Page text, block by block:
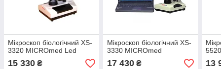
Мікроскоп біологічний XS-
3320 MICROmed Led
15 330 ₴
Мікроскоп біологічний XS-
3330 MICROmed
17 430₴ 13